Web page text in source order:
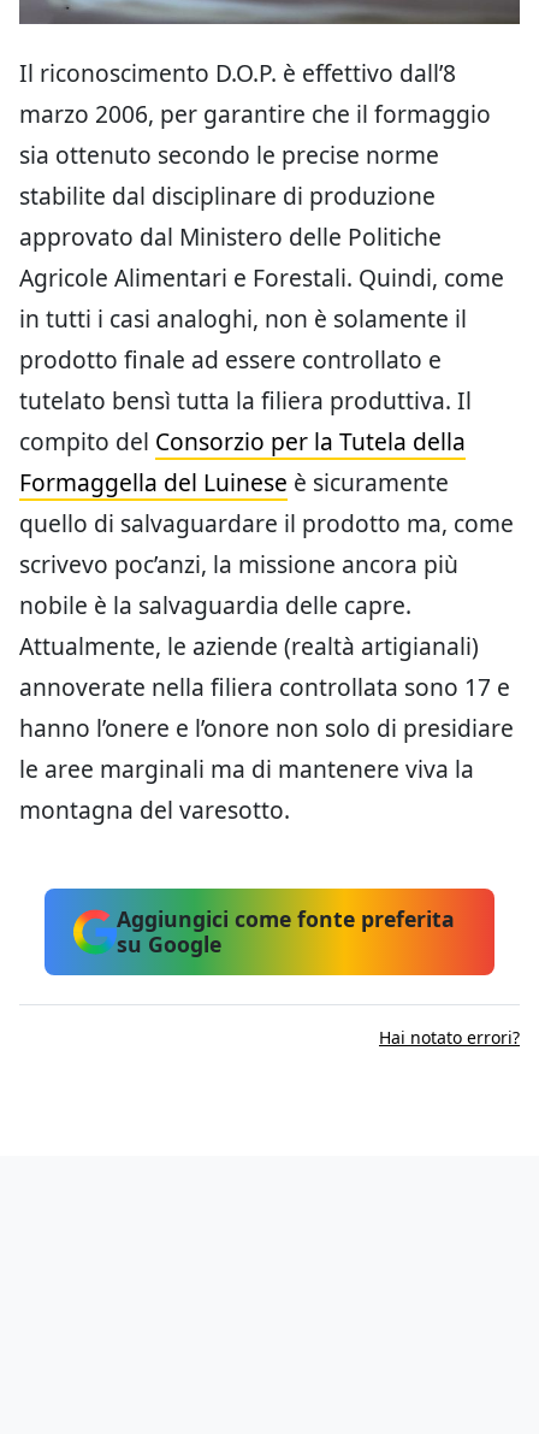
Il riconoscimento D.O.P. è effettivo dall’8
marzo 2006, per garantire che il formaggio
sia ottenuto secondo le precise norme
stabilite dal disciplinare di produzione
approvato dal Ministero delle Politiche
Agricole Alimentari e Forestali. Quindi, come
in tutti i casi analoghi, non è solamente il
prodotto finale ad essere controllato e
tutelato bensì tutta la filiera produttiva. Il
compito del Consorzio per la Tutela della
Formaggella del Luinese è sicuramente
quello di salvaguardare il prodotto ma, come
scrivevo poc’anzi, la missione ancora più
nobile è la salvaguardia delle capre.
Attualmente, le aziende (realtà artigianali)
annoverate nella filiera controllata sono 17 e
hanno l’onere e l’onore non solo di presidiare
le aree marginali ma di mantenere viva la
montagna del varesotto.
Aggiungici come fonte preferita
su Google
Hai notato errori?